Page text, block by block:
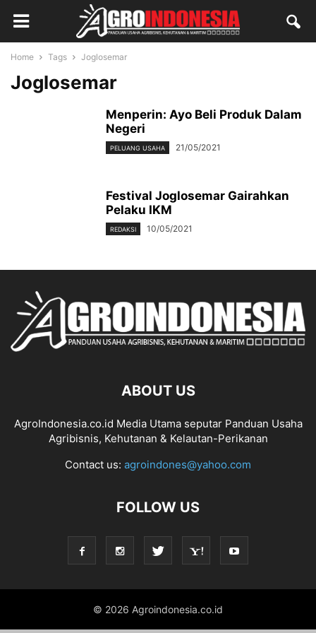
Home Tags Joglosemar
Joglosemar
Menperin: Ayo Beli Produk Dalam
Negeri
PELUANG USAHA 21/05/2021
Festival Joglosemar Gairahkan
Pelaku IKM
REDAKSI 10/05/2021
ABOUT US
AgroIndonesia.co.id Media Utama seputar Panduan Usaha
Agribisnis, Kehutanan & Kelautan-Perikanan
Contact us: agroindones@yahoo.com
FOLLOW US
© 2026 Agroindonesia.co.id